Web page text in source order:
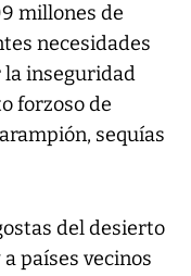
millones de
necesidades
inseguridad
forzoso de
sequías
del desierto
países vecinos